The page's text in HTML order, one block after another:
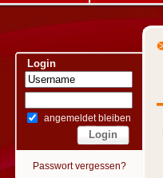
Login
angemeldet bleiben
Passwort vergessen?